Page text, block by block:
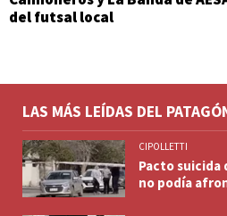
del futsal local
LAS MÁS LEÍDAS DEL
CIPOLLETTI
Pacto
no podía